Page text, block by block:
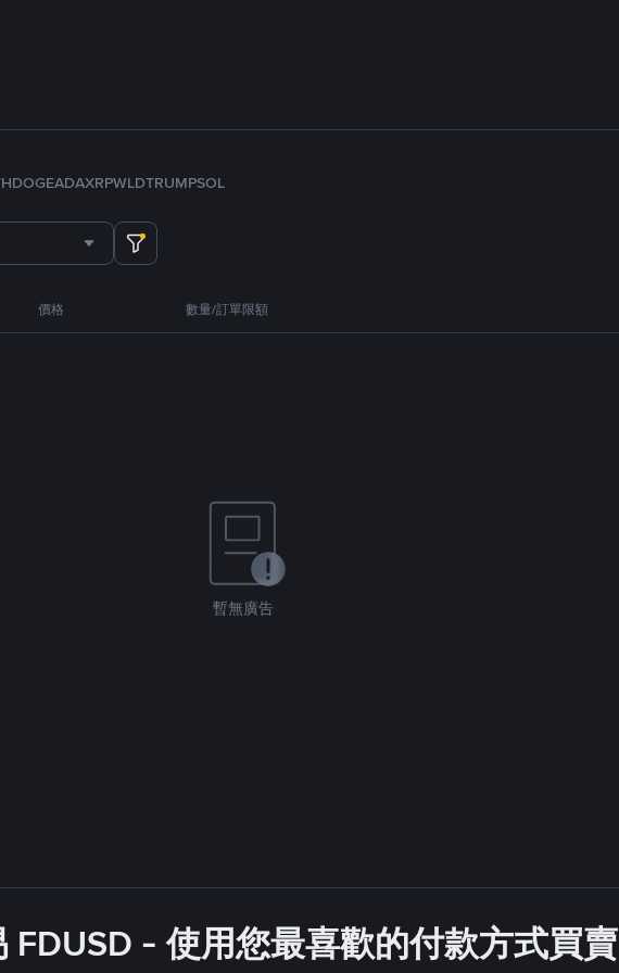
DOGEADAXRPWLDTRUMPSOL
價格 數量/訂單限額
暫無廣告
FDUSD - 使用您最喜歡的付款方式買賣